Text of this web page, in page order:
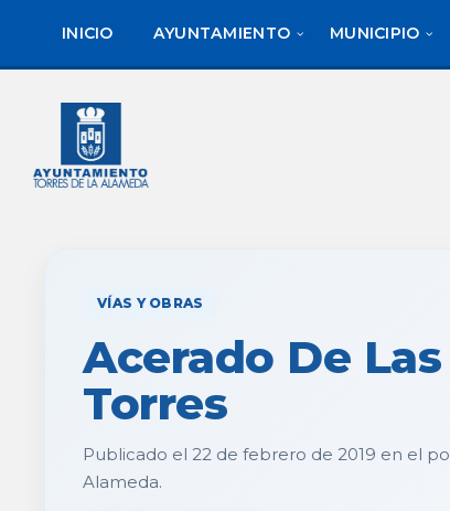
contenido
de
INICIO AYUNTAMIENTO MUNICIPIO
VÍAS Y OBRAS
Acerado De
Torres
Publicado el 22 de febrero de 2019 en el
Alameda.